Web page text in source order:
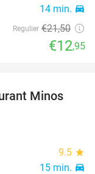
14 min. directions_car
Regulier €21,50
€12,95
30%
Minos
9.5 star
15 min. directions_car